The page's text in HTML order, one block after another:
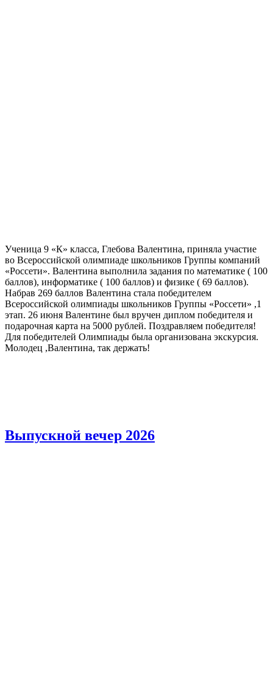
Ученица 9 «К» класса, Глебова Валентина, приняла участие
во Всероссийской олимпиаде школьников Группы компаний
«Россети». Валентина выполнила задания по математике ( 100
баллов), информатике ( 100 баллов) и физике ( 69 баллов).
Набрав 269 баллов Валентина стала победителем
Всероссийской олимпиады школьников Группы «Россети» ,1
этап. 26 июня Валентине был вручен диплом победителя и
подарочная карта на 5000 рублей. Поздравляем победителя!
Для победителей Олимпиады была организована экскурсия.
Молодец ,Валентина, так держать!
Выпускной вечер 2026